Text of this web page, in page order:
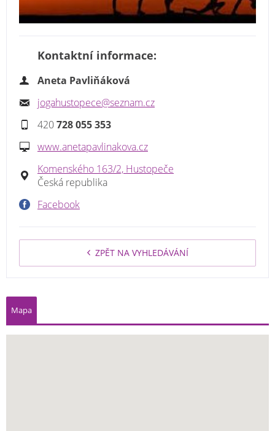
Kontaktní informace:
Aneta Pavliňáková
jogahustopece@seznam.cz
420728 055 353
www.anetapavlinakova.cz
Komenského 163/2, Hustopeče
Česká republika
Facebook
ZPĚT NA VYHLEDÁVÁNÍ
Mapa